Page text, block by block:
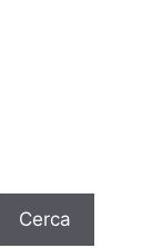
Cerca